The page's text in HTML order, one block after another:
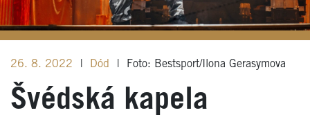
26. 8. 2022 Dód Foto: Bestsport/Ilona Gerasymova
Švédská kapela